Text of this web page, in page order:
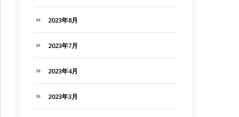
2023年8月
2023年7月
2023年4月
2023年3月